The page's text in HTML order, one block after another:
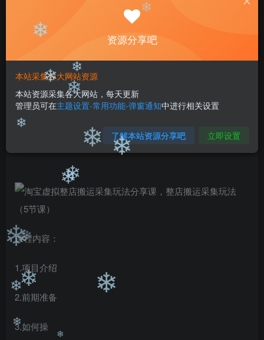
此内容为付费阅读，请付费后查看
9.9
黄金会员免费
您当前未登录！建议登陆后购买，可保存购买订单
课程内容：
1.项目介绍
2.前期准备
3.如何操
资源分享吧
本站采集各大网站资源
本站资源采集各大网站，每天更新
管理员可在主题设置-常用功能-弹窗通知中进行相关设置
了解本站资源分享吧 立即设置
❄❄ ❄
❄
❄
❄
❄
❄
❄
❄